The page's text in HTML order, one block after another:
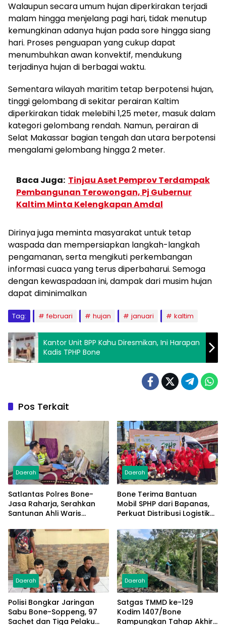
Walaupun secara umum hujan diperkirakan terjadi
malam hingga menjelang pagi hari, tidak menutup
kemungkinan adanya hujan pada sore hingga siang
hari. Proses penguapan yang cukup dapat
menumbuhkan awan konvektif, mendukung
terjadinya hujan di berbagai waktu.
Sementara wilayah maritim tetap berpotensi hujan,
tinggi gelombang di sekitar perairan Kaltim
diperkirakan tidak melebihi 1,25 meter, masuk dalam
kategori gelombang rendah. Namun, perairan di
Selat Makassar bagian tengah dan utara berpotensi
mengalami gelombang hingga 2 meter.
Baca Juga: Tinjau Aset Pemprov Terdampak
Pembangunan Terowongan, Pj Gubernur
Kaltim Minta Kelengkapan Amdal
Dirinya juga meminta masyarakat untuk tetap
waspada dan mempersiapkan langkah-langkah
pengamanan, serta mengikuti perkembangan
informasi cuaca yang terus diperbaharui. Semoga
dengan kewaspadaan ini, dampak dari musim hujan
dapat diminimalkan
Tag: februari hujan januari kaltim
Kantor Unit BPP Kahu Diresmikan, Ini Harapan
Kadis TPHP Bone
Pos Terkait
Daerah
Satlantas Polres Bone-
Jasa Raharja, Serahkan
Santunan Ahli Waris
Rp50 Juta
Daerah
Bone Terima Bantuan
Mobil SPHP dari Bapanas,
Perkuat Distribusi Logistik
Daerah
Polisi Bongkar Jaringan
Sabu Bone-Soppeng, 97
Sachet dan Tiga Pelaku
Daerah
Satgas TMMD ke-129
Kodim 1407/Bone
Rampungkan Tahap Akhir